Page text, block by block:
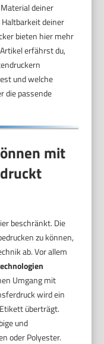
deiner
deiner
bieten hier mehr
erfährst du,
und welche
die passende
mit
beschränkt. Die
zu können,
ab. Vor allem
Umgang mit
wird ein
überträgt.
und
oder Polyester.